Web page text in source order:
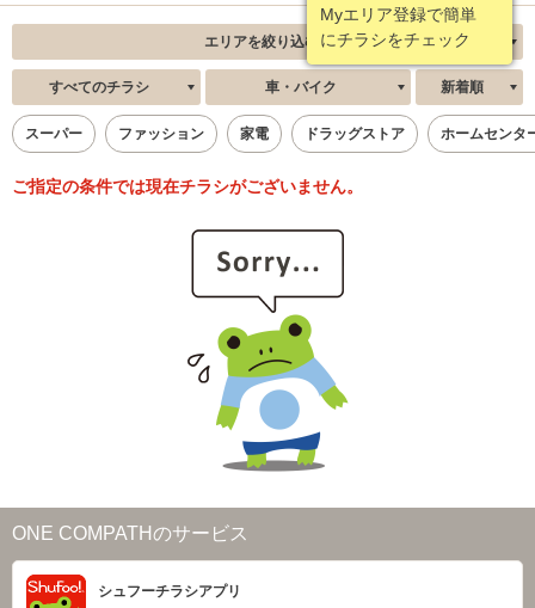
Myエリア登録で簡単
にチラシをチェック
エリアを絞り込む
すべてのチラシ 車・バイク 新着順
スーパー ファッション 家電 ドラッグストア ホームセンタ
ご指定の条件では現在チラシがございません。
ONE COMPATHのサービス
シュフーチラシアプリ